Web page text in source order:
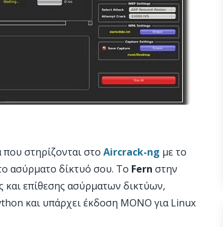
στηρίζονται στο Aircrack-ng με το
ασύρματο δίκτυό σου. To Fern στην
και επίθεσης ασύρματων δικτύων,
και υπάρχει έκδοση ΜΟΝΟ για Linux